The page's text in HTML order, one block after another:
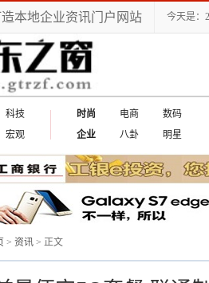
本地企业资讯门户网站 今天是：
科技
宏观
时尚 电商
数码
企业
八卦 明星
> 资讯 > 正文